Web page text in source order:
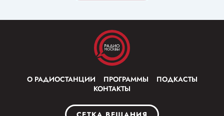
О РАДИОСТАНЦИИ ПРОГРАММЫ
ПОДКАСТЫ
КОНТАКТЫ